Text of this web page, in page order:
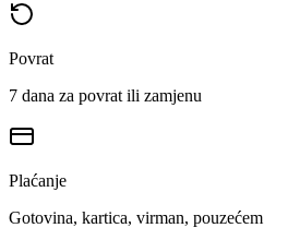
Povrat
7 dana za povrat ili zamjenu
Plaćanje
Gotovina, kartica, virman, pouzećem